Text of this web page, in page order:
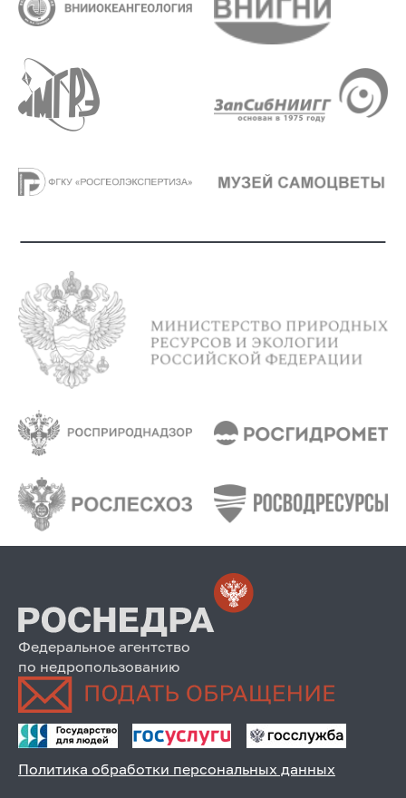
Федеральное агентство
по недропользованию
Политика обработки персональных данных